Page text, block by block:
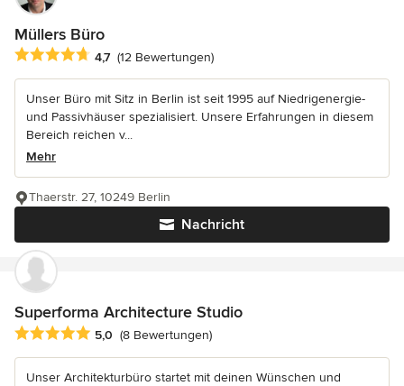
Müllers Büro
Durchschnittliche Bewertung: 4.7 von 5 Sternen
4,7 (12 Bewertungen)
Unser Büro mit Sitz in Berlin ist seit 1995 auf Niedrigenergie-
und Passivhäuser spezialisiert. Unsere Erfahrungen in diesem
Bereich reichen v...
Mehr
Nachricht
Thaerstr. 27, 10249 Berlin
Superforma Architecture Studio
Durchschnittliche Bewertung: 5 von 5 Sternen
5,0 (8 Bewertungen)
Unser Architekturbüro startet mit deinen Wünschen und